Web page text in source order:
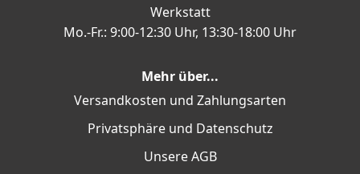
Werkstatt
Mo.-Fr.: 9:00-12:30 Uhr, 13:30-18:00 Uhr
Mehr über...
Versandkosten und Zahlungsarten
Privatsphäre und Datenschutz
Unsere AGB